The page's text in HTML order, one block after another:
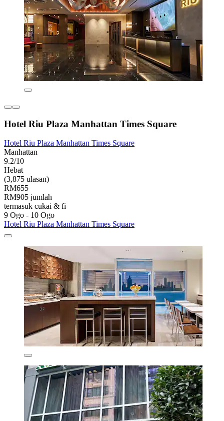
Hotel Riu Plaza Manhattan Times Square
Hotel Riu Plaza Manhattan Times Square
Manhattan
9.2/10
Hebat
(3,875 ulasan)
RM655
RM905 jumlah
termasuk cukai & fi
9 Ogo - 10 Ogo
Hotel Riu Plaza Manhattan Times Square